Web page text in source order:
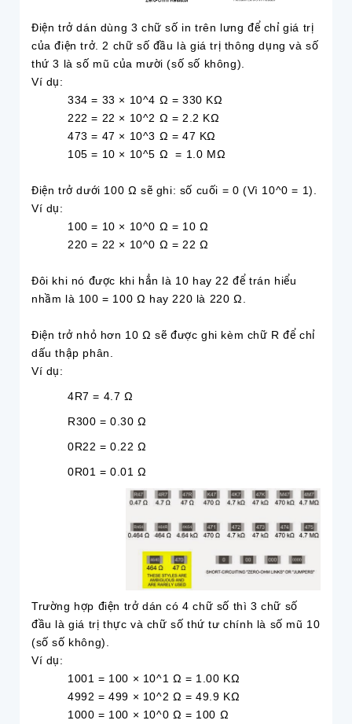
Điện trở dán dùng 3 chữ số in trên lưng để chỉ giá trị
của điện trở. 2 chữ số đầu là giá trị thông dụng và số
thứ 3 là số mũ của mười (số số không).
Ví dụ:
334 = 33 × 10^4 Ω = 330 KΩ
222 = 22 × 10^2 Ω = 2.2 KΩ
473 = 47 × 10^3 Ω = 47 KΩ
105 = 10 × 10^5 Ω = 1.0 MΩ
Điện trở dưới 100 Ω sẽ ghi: số cuối = 0 (Vì 10^0 = 1).
Ví dụ:
100 = 10 × 10^0 Ω = 10 Ω
220 = 22 × 10^0 Ω = 22 Ω
Đôi khi nó được khi hẳn là 10 hay 22 để trán hiểu
nhầm là 100 = 100 Ω hay 220 là 220 Ω.
Điện trở nhỏ hơn 10 Ω sẽ được ghi kèm chữ R để chỉ
dấu thập phân.
Ví dụ:
4R7 = 4.7 Ω
R300 = 0.30 Ω
0R22 = 0.22 Ω
0R01 = 0.01 Ω
Trường hợp điện trở dán có 4 chữ số thì 3 chữ số
đầu là giá trị thực và chữ số thứ tư chính là số mũ 10
(số số không).
Ví dụ:
1001 = 100 × 10^1 Ω = 1.00 KΩ
4992 = 499 × 10^2 Ω = 49.9 KΩ
1000 = 100 × 10^0 Ω = 100 Ω